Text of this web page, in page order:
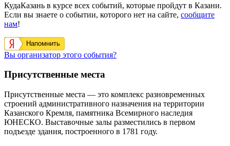
КудаКазань в курсе всех событий, которые пройдут в Казани.
Если вы знаете о событии, которого нет на сайте, сообщите
нам!
Напомнить
Вы организатор этого события?
Присутственные места
Присутственные места — это комплекс разновременных
строений административного назначения на территории
Казанского Кремля, памятника Всемирного наследия
ЮНЕСКО. Выставочные залы разместились в первом
подъезде здания, построенного в 1781 году.